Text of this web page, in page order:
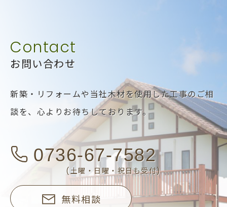
お問い合わせ
新築・リフォームや当社木材を使用した工事のご相
談を、 心よりお待ちしております。
0736-67-7582
(土曜・日曜・祝日も受付)
無料相談